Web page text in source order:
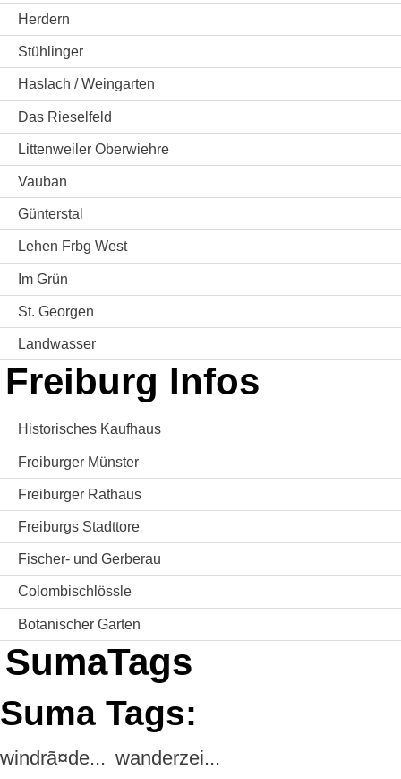
Herdern
Stühlinger
Haslach / Weingarten
Das Rieselfeld
Littenweiler Oberwiehre
Vauban
Günterstal
Lehen Frbg West
Im Grün
St. Georgen
Landwasser
Freiburg Infos
Historisches Kaufhaus
Freiburger Münster
Freiburger Rathaus
Freiburgs Stadttore
Fischer- und Gerberau
Colombischlössle
Botanischer Garten
SumaTags
Suma Tags:
windrã¤de... wanderzei...